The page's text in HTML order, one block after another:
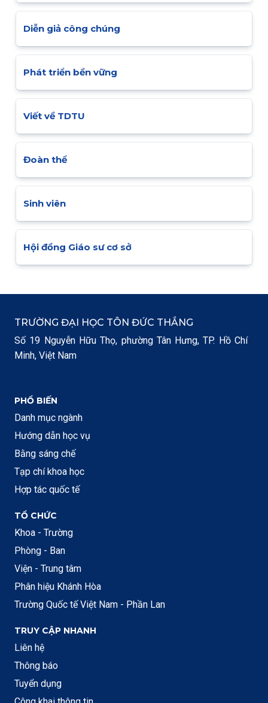
Diễn giả công chúng
Phát triển bền vững
Viết về TDTU
Đoàn thể
Sinh viên
Hội đồng Giáo sư cơ sở
TRƯỜNG ĐẠI HỌC TÔN ĐỨC THẮNG
Số 19 Nguyễn Hữu Thọ, phường Tân Hưng, TP. Hồ Chí
Minh, Việt Nam
PHỔ BIẾN
Danh mục ngành
Hướng dẫn học vụ
Bằng sáng chế
Tạp chí khoa học
Hợp tác quốc tế
TỔ CHỨC
Khoa - Trường
Phòng - Ban
Viện - Trung tâm
Phân hiệu Khánh Hòa
Trường Quốc tế Việt Nam - Phần Lan
TRUY CẬP NHANH
Liên hệ
Thông báo
Tuyển dụng